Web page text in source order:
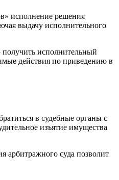
исполнение решения
выдачу исполнительного
получить исполнительный
действия по приведению в
в судебные органы с
изъятие имущества
арбитражного суда позволит